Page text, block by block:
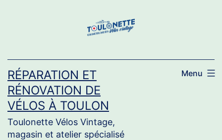
RÉPARATION ET
RÉNOVATION DE
VÉLOS À TOULON
Toulonette Vélos Vintage,
magasin et atelier spécialisé
Menu